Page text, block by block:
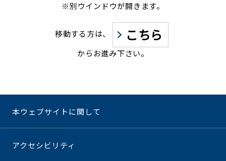
※別ウインドウが開きます。
移動する方は、 こちら
からお進み下さい。
本ウェブサイトに関して
アクセシビリティ